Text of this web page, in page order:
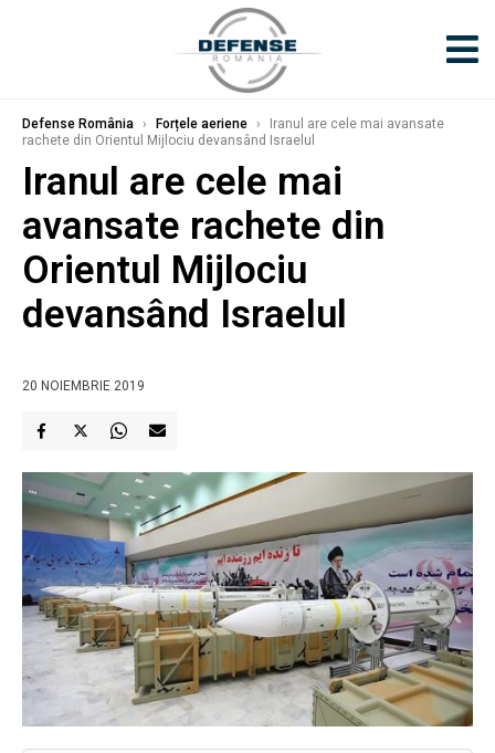
Defense România › Forțele aeriene ›
Iranul are cele mai avansate
rachete din Orientul Mijlociu devansând Israelul
Iranul are cele mai
avansate rachete din
Orientul Mijlociu
devansând Israelul
20 NOIEMBRIE 2019